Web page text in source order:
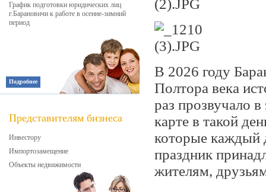
График подготовки юридических лиц
г.Барановичи к работе в осенне-зимний
период
Подробнее
Представителям бизнеса
Инвестору
Импортозамещение
Объекты недвижимости
В 2026 году
Полтора века
раз прозвучало
карте в такой
которые каждый
праздник
жителям,